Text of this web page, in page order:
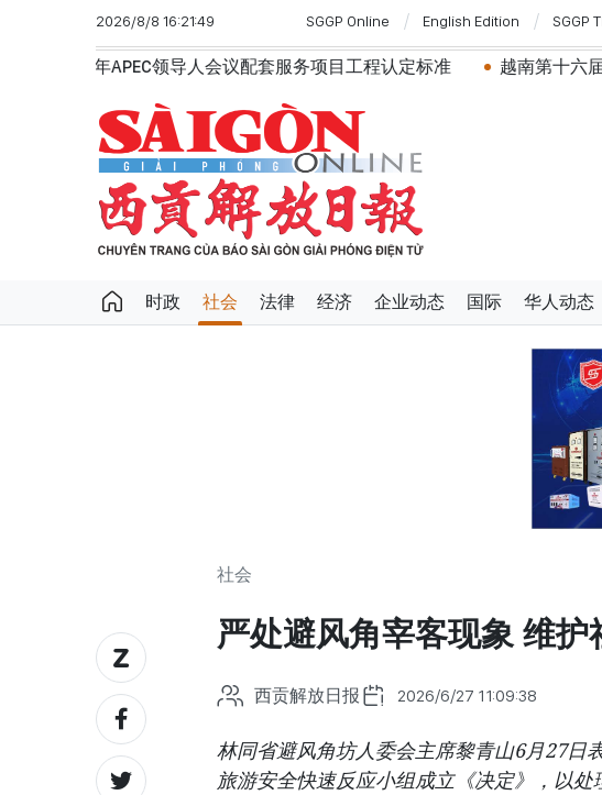
2026/8/8 16:21:49 SGGP Online English Edition SGGP
配套服务项目工程认定标准 越南第十六届国会第一次非常规会议：简
时政 社会 法律 经济 企业动态 国际 华人动态
社会
严处避风角宰客现象 维
西贡解放日报 2026/6/27 11:09:38
林同省避风角坊人委会主席黎青山6月27日
旅游安全快速反应小组成立《决定》，以